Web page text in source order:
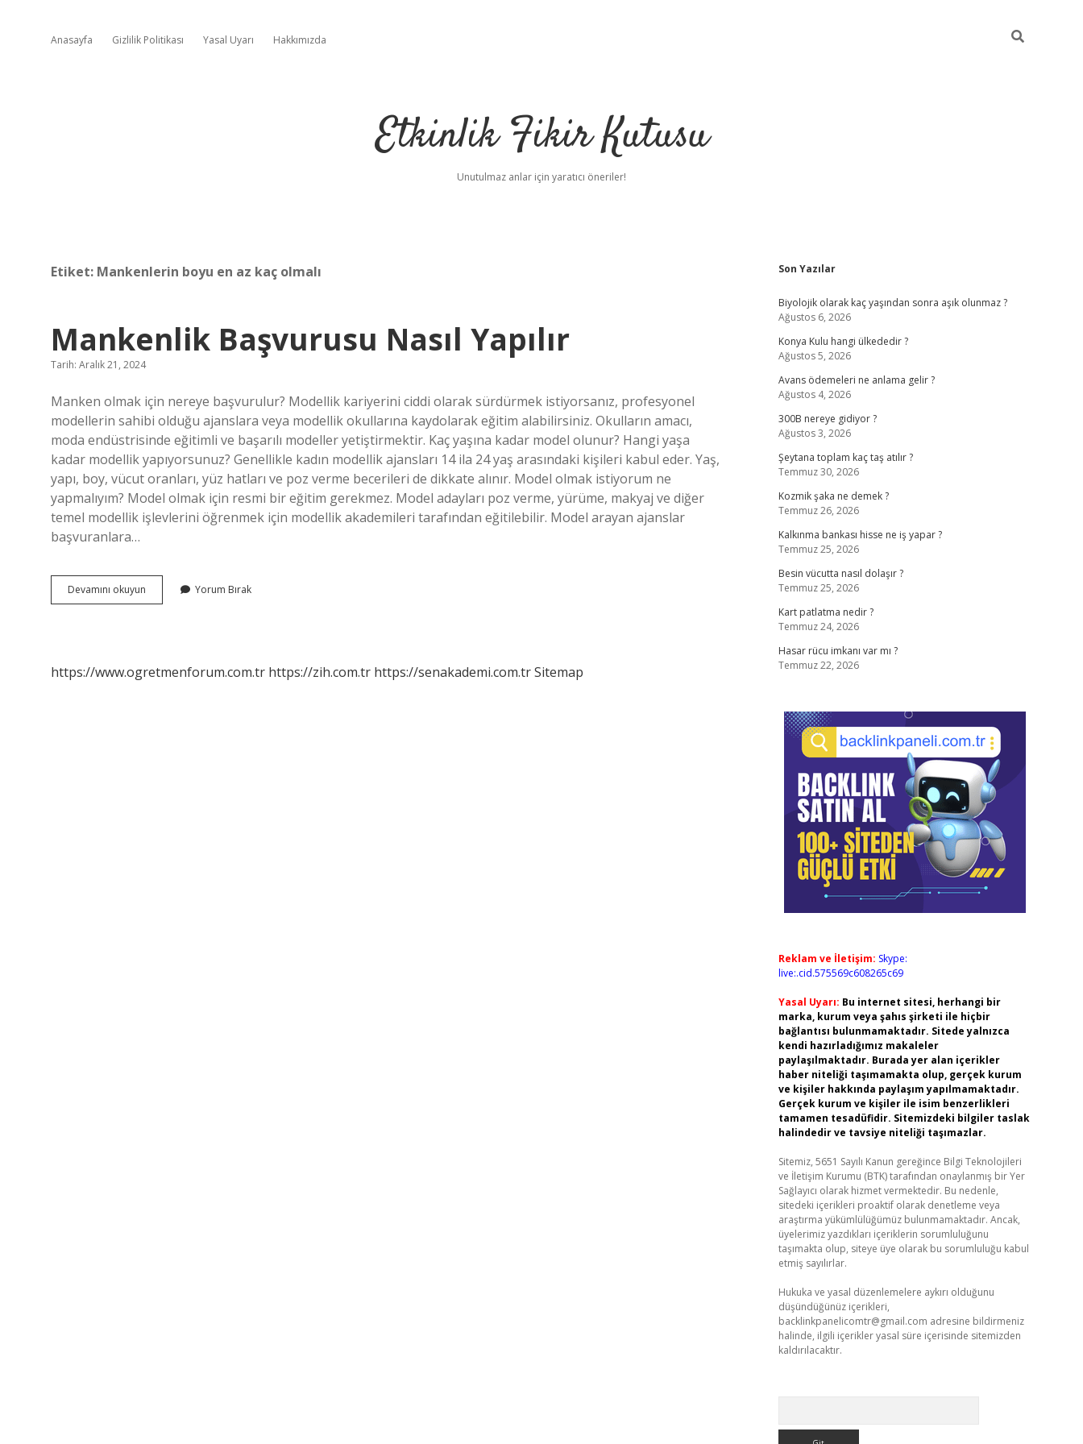
Anasayfa Gizlilik Politikası Yasal Uyarı Hakkımızda
Etkinlik Fikir Kutusu
Unutulmaz anlar için yaratıcı öneriler!
Etiket: Mankenlerin boyu en az kaç olmalı
Mankenlik Başvurusu Nasıl Yapılır
Tarih: Aralık 21, 2024
Manken olmak için nereye başvurulur? Modellik kariyerini ciddi olarak sürdürmek istiyorsanız, profesyonel
modellerin sahibi olduğu ajanslara veya modellik okullarına kaydolarak eğitim alabilirsiniz. Okulların amacı,
moda endüstrisinde eğitimli ve başarılı modeller yetiştirmektir. Kaç yaşına kadar model olunur? Hangi yaşa
kadar modellik yapıyorsunuz? Genellikle kadın modellik ajansları 14 ila 24 yaş arasındaki kişileri kabul eder. Yaş,
yapı, boy, vücut oranları, yüz hatları ve poz verme becerileri de dikkate alınır. Model olmak istiyorum ne
yapmalıyım? Model olmak için resmi bir eğitim gerekmez. Model adayları poz verme, yürüme, makyaj ve diğer
temel modellik işlevlerini öğrenmek için modellik akademileri tarafından eğitilebilir. Model arayan ajanslar
başvuranlara…
Devamını okuyun Mankenlik
Başvurusu
Yorum Bırak
https://www.ogretmenforum.com.tr https://zih.com.tr https://senakademi.com.trSitemap
Sidebar
Son Yazılar
Biyolojik olarak kaç yaşından sonra aşık olunmaz ?
Ağustos 6, 2026
Konya Kulu hangi ülkededir ?
Ağustos 5, 2026
Avans ödemeleri ne anlama gelir ?
Ağustos 4, 2026
300B nereye gidiyor ?
Ağustos 3, 2026
Şeytana toplam kaç taş atılır ?
Temmuz 30, 2026
Kozmik şaka ne demek ?
Temmuz 26, 2026
Kalkınma bankası hisse ne iş yapar ?
Temmuz 25, 2026
Besin vücutta nasıl dolaşır ?
Temmuz 25, 2026
Kart patlatma nedir ?
Temmuz 24, 2026
Hasar rücu imkanı var mı ?
Temmuz 22, 2026
Reklam ve İletişim: Skype:
live:.cid.575569c608265c69
Yasal Uyarı: Bu internet sitesi, herhangi bir
marka, kurum veya şahıs şirketi ile hiçbir
bağlantısı bulunmamaktadır. Sitede yalnızca
kendi hazırladığımız makaleler
paylaşılmaktadır. Burada yer alan içerikler
haber niteliği taşımamakta olup, gerçek kurum
ve kişiler hakkında paylaşım yapılmamaktadır.
Gerçek kurum ve kişiler ile isim benzerlikleri
tamamen tesadüfidir. Sitemizdeki bilgiler taslak
halindedir ve tavsiye niteliği taşımazlar.
Sitemiz, 5651 Sayılı Kanun gereğince Bilgi Teknolojileri
ve İletişim Kurumu (BTK) tarafından onaylanmış bir Yer
Sağlayıcı olarak hizmet vermektedir. Bu nedenle,
sitedeki içerikleri proaktif olarak denetleme veya
araştırma yükümlülüğümüz bulunmamaktadır. Ancak,
üyelerimiz yazdıkları içeriklerin sorumluluğunu
taşımakta olup, siteye üye olarak bu sorumluluğu kabul
etmiş sayılırlar.
Hukuka ve yasal düzenlemelere aykırı olduğunu
düşündüğünüz içerikleri,
backlinkpanelicomtr@gmail.com adresine bildirmeniz
halinde, ilgili içerikler yasal süre içerisinde sitemizden
kaldırılacaktır.